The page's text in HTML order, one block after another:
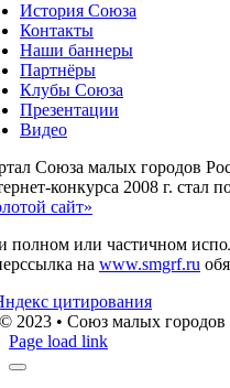
История Союза
Контакты
Наши баннеры
Партнёры
Клубы Союза
Презентации
Видео
Союза малых городов
конкурса 2008 г. стал
сайт»
полном или частичном
на www.smgrf.ru
© 2023 • Союз малых
Page load link